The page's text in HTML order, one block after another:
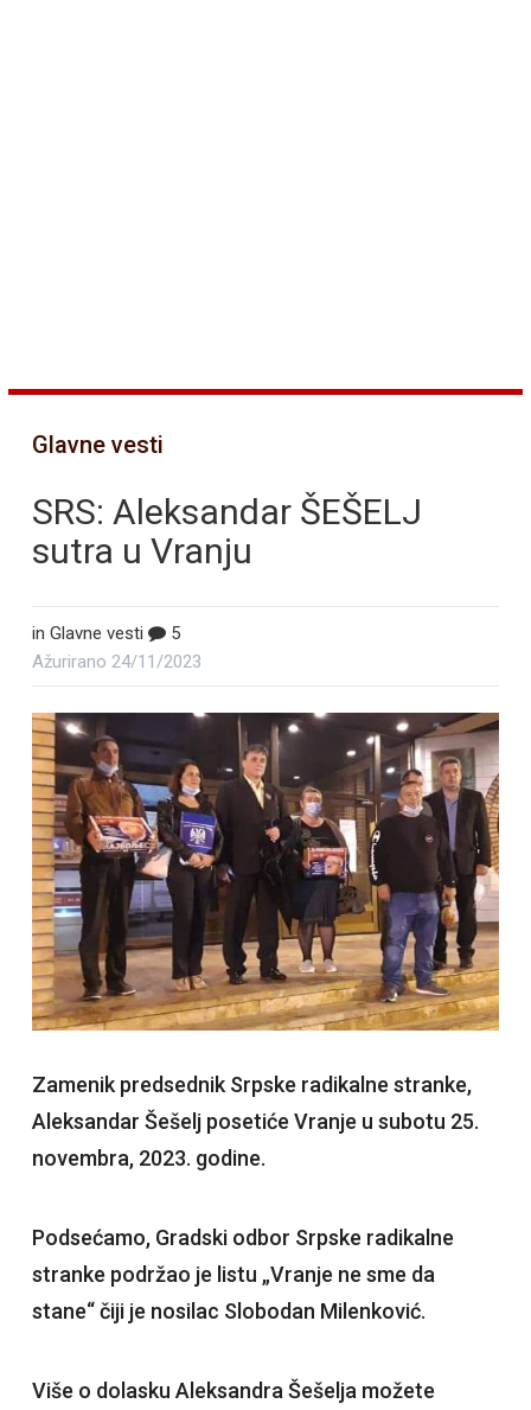
Glavne vesti
SRS: Aleksandar ŠEŠELJ
sutra u Vranju
in Glavne vesti
5
Ažurirano 24/11/2023
Zamenik predsednik Srpske radikalne stranke,
Aleksandar Šešelj posetiće Vranje u subotu 25.
novembra, 2023. godine.
Podsećamo, Gradski odbor Srpske radikalne
stranke podržao je listu „Vranje ne sme da
stane“ čiji je nosilac Slobodan Milenković.
Više o dolasku Aleksandra Šešelja možete